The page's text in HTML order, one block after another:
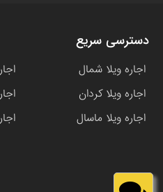
دسترسی سریع
اجاره ویلا شمال
اجاره ویلا کردان
اجاره ویلا ماسال